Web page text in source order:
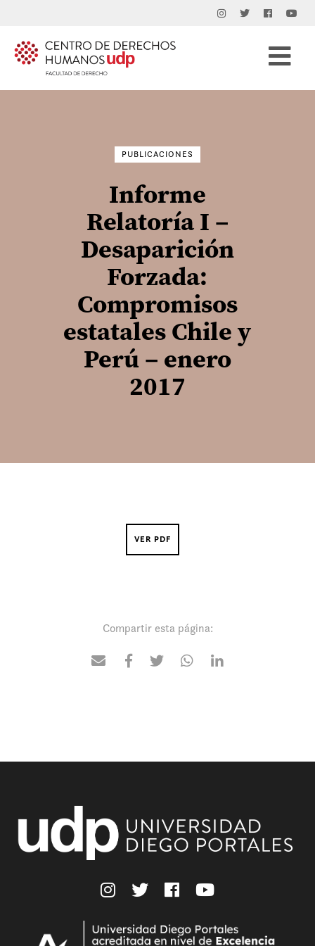
PUBLICACIONES
Informe
Relatoría I –
Desaparición
Forzada:
Compromisos
estatales Chile y
Perú – enero
2017
VER PDF
Compartir esta página: